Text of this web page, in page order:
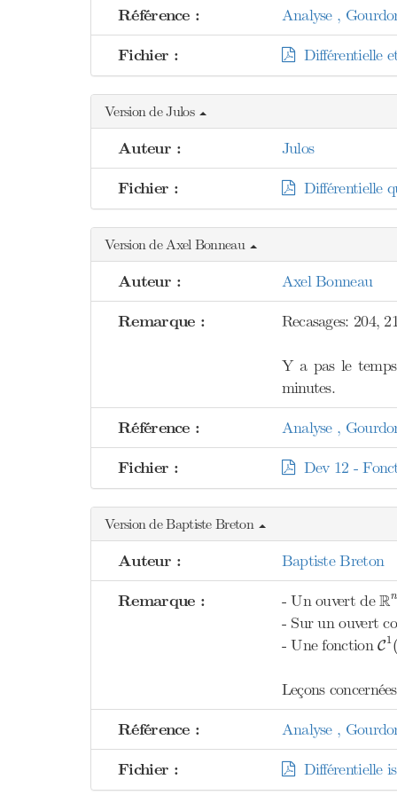
Référence : Analyse ,
Fichier : Différentielle
Version de Julos
Auteur : Julos
Fichier : Différentielle
Version de Axel Bonneau
Auteur : Axel Bonneau
Remarque : Recasages: 204,
Y a pas le
minutes.
Référence : Analyse ,
Fichier : Dev 12 -
Version de Baptiste Breton
Auteur : Baptiste Breton
Remarque : - Un ouvert deRn
R
- Sur un ouvert
- Une fonctionC1
C1
Leçons
Référence : Analyse ,
Fichier : Différentielle